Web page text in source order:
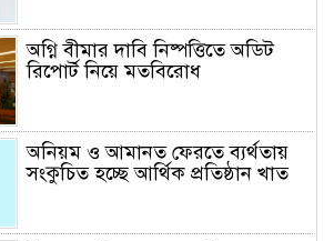
অগ্নি বীমার দাবি নিষ্পত্তিতে অডিট
রিপোর্ট নিয়ে মতবিরোধ
অনিয়ম ও আমানত ফেরতে ব্যর্থতায়
সংকুচিত হচ্ছে আর্থিক প্রতিষ্ঠান খাত